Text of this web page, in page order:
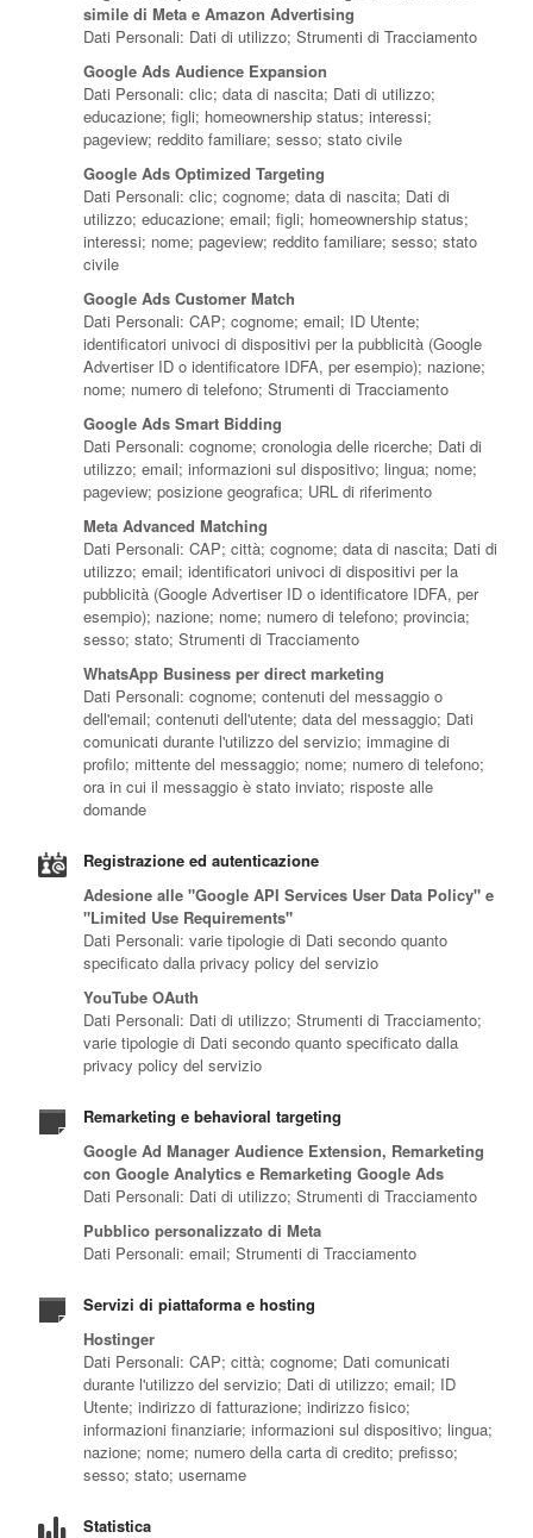
simile di Meta e Amazon Advertising
Dati Personali: Dati di utilizzo; Strumenti di Tracciamento
Google Ads Audience Expansion
Dati Personali: clic; data di nascita; Dati di utilizzo;
educazione; figli; homeownership status; interessi;
pageview; reddito familiare; sesso; stato civile
Google Ads Optimized Targeting
Dati Personali: clic; cognome; data di nascita; Dati di
utilizzo; educazione; email; figli; homeownership status;
interessi; nome; pageview; reddito familiare; sesso; stato
civile
Google Ads Customer Match
Dati Personali: CAP; cognome; email; ID Utente;
identificatori univoci di dispositivi per la pubblicità (Google
Advertiser ID o identificatore IDFA, per esempio); nazione;
nome; numero di telefono; Strumenti di Tracciamento
Google Ads Smart Bidding
Dati Personali: cognome; cronologia delle ricerche; Dati di
utilizzo; email; informazioni sul dispositivo; lingua; nome;
pageview; posizione geografica; URL di riferimento
Meta Advanced Matching
Dati Personali: CAP; città; cognome; data di nascita; Dati di
utilizzo; email; identificatori univoci di dispositivi per la
pubblicità (Google Advertiser ID o identificatore IDFA, per
esempio); nazione; nome; numero di telefono; provincia;
sesso; stato; Strumenti di Tracciamento
WhatsApp Business per direct marketing
Dati Personali: cognome; contenuti del messaggio o
dell'email; contenuti dell'utente; data del messaggio; Dati
comunicati durante l'utilizzo del servizio; immagine di
profilo; mittente del messaggio; nome; numero di telefono;
ora in cui il messaggio è stato inviato; risposte alle
domande
Registrazione ed autenticazione
Adesione alle "Google API Services User Data Policy" e
"Limited Use Requirements"
Dati Personali: varie tipologie di Dati secondo quanto
specificato dalla privacy policy del servizio
YouTube OAuth
Dati Personali: Dati di utilizzo; Strumenti di Tracciamento;
varie tipologie di Dati secondo quanto specificato dalla
privacy policy del servizio
Remarketing e behavioral targeting
Google Ad Manager Audience Extension, Remarketing
con Google Analytics e Remarketing Google Ads
Dati Personali: Dati di utilizzo; Strumenti di Tracciamento
Pubblico personalizzato di Meta
Dati Personali: email; Strumenti di Tracciamento
Servizi di piattaforma e hosting
Hostinger
Dati Personali: CAP; città; cognome; Dati comunicati
durante l'utilizzo del servizio; Dati di utilizzo; email; ID
Utente; indirizzo di fatturazione; indirizzo fisico;
informazioni finanziarie; informazioni sul dispositivo; lingua;
nazione; nome; numero della carta di credito; prefisso;
sesso; stato; username
Statistica